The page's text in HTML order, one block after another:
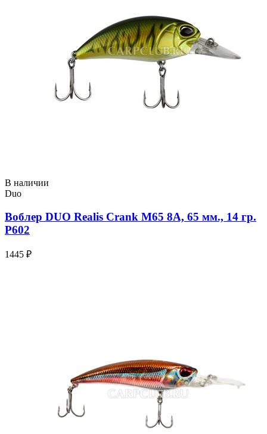
В наличии
Duo
Воблер DUO Realis Crank M65 8A, 65 мм., 14 гр.
P602
1445 ₽